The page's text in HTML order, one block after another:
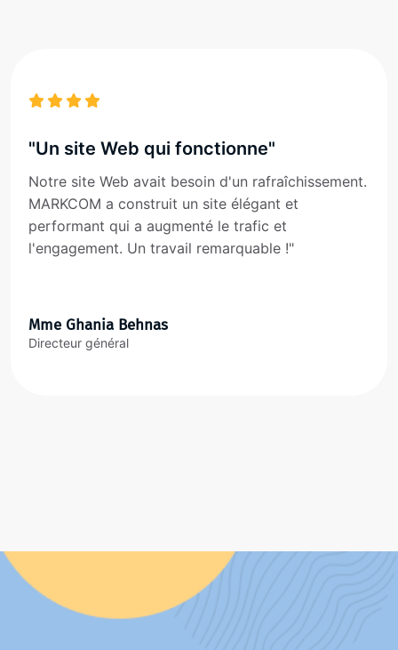
"Un site Web qui fonctionne"
Notre site Web avait besoin d'un rafraîchissement.
MARKCOM a construit un site élégant et
performant qui a augmenté le trafic et
l'engagement. Un travail remarquable !"
Mme Ghania Behnas
Directeur général